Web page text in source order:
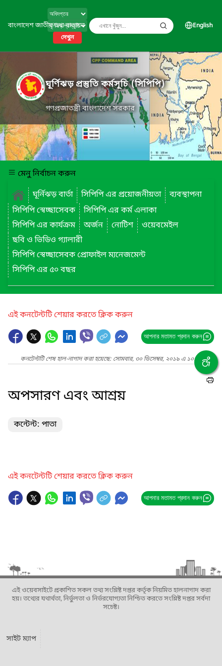
বাংলাদেশ জাতীয় তথ্য বাতায়ন
দেখুন
English
ঘূর্ণিঝড় প্রস্তুতি কর্মসূচি (সিপিপি)
গণপ্রজাতন্ত্রী বাংলাদেশ সরকার
মেনু নির্বাচন করুন
ঘূর্নিঝড় বার্তা
সিপিপি এর প্রয়োজনীয়তা
ব্যবস্থাপনা
সিপিপি স্বেচ্ছাসেবক
সিপিপি এর কর্ম এলাকা
সিপিপি এর কার্যক্রম
অর্জন নোটিশ
ওয়েবমেইল
ছবি ও ভিডিও গ্যালারী
সিপিপি স্বেচ্ছাসেবক প্রোফাইল ম্যনেজমেন্ট
সিপিপি এর ৫০ বছর
এই কনটেন্টটি শেয়ার করতে ক্লিক করুন
আপনার মতামত প্রদান করুন
কনটেন্টটি শেষ হাল-নাগাদ করা হয়েছে: সোমবার, ৩০ ডিসেম্বর, ২০১৯ এ ১০:১৫ AM
অপসারণ এবং আশ্রয়
কন্টেন্ট: পাতা
এই কনটেন্টটি শেয়ার করতে ক্লিক করুন
আপনার মতামত প্রদান করুন
এই ওয়েবসাইটে প্রকাশিত সকল তথ্য সংশ্লিষ্ট দপ্তর কর্তৃক নিয়মিত হালনাগাদ করা
হয়। তথ্যের যথার্থতা, নির্ভুলতা ও নির্ভরযোগ্যতা নিশ্চিত করতে সংশ্লিষ্ট দপ্তর সর্বদা
সচেষ্ট।
সাইট ম্যাপ